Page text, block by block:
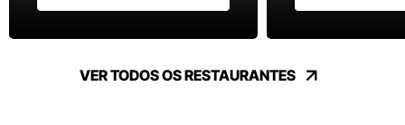
VER TODOS OS RESTAURANTES